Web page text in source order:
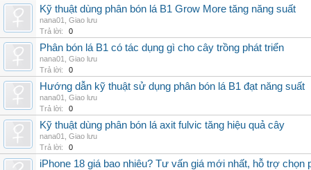
Kỹ thuật dùng phân bón lá B1 Grow More tăng năng suất
nana01
Giao lưu
Trả lời:
0
Phân bón lá B1 có tác dụng gì cho cây trồng phát triển
nana01
Giao lưu
Trả lời:
0
Hướng dẫn kỹ thuật sử dụng phân bón lá B1 đạt năng suất
nana01
Giao lưu
Trả lời:
0
Kỹ thuật dùng phân bón lá axit fulvic tăng hiệu quả cây
nana01
Giao lưu
Trả lời:
0
iPhone 18 giá bao nhiêu? Tư vấn giá mới nhất, hỗ trợ chọn